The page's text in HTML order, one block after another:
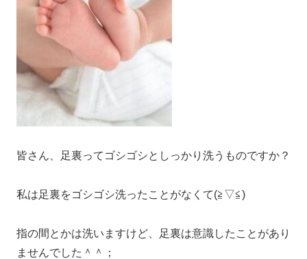
皆さん、足裏ってゴシゴシとしっかり洗うものですか？
私は足裏をゴシゴシ洗ったことがなくて(≧▽≦)
指の間とかは洗いますけど、足裏は意識したことがあり
ませんでした＾＾；